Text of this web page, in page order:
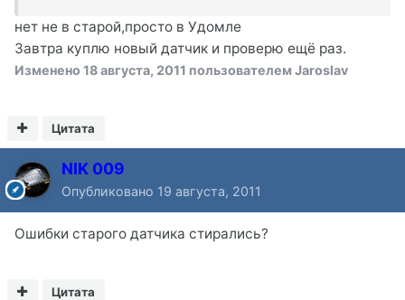
нет не в старой,просто в Удомле
Завтра куплю новый датчик и проверю ещё раз.
Изменено 18 августа, 2011 пользователем Jaroslav
Цитата
NIK 009
Опубликовано 19 августа, 2011
Ошибки старого датчика стирались?
Цитата